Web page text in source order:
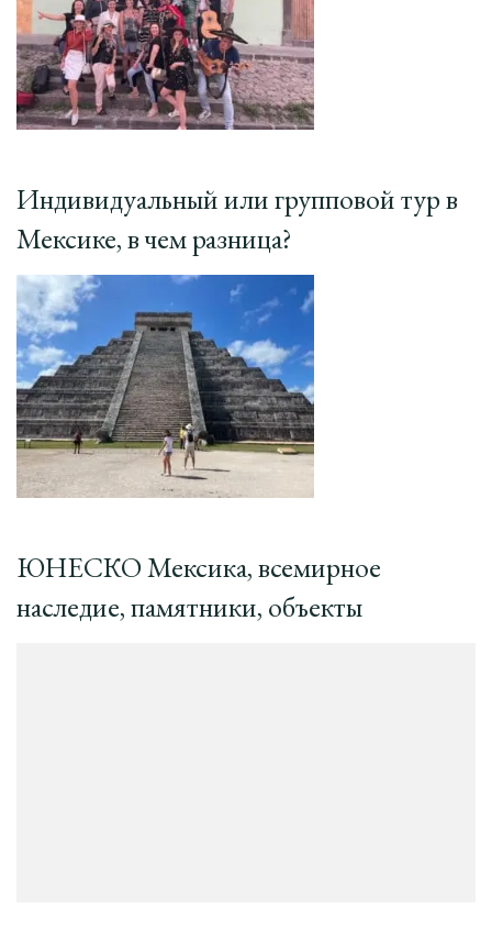
Индивидуальный или групповой тур в
Мексике, в чем разница?
ЮНЕСКО Мексика, всемирное
наследие, памятники, объекты